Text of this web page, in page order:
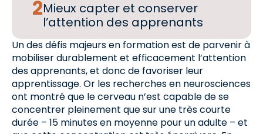
Mieux capter et conserver
l’attention des apprenants
Un des défis majeurs en formation est de parvenir à
mobiliser durablement et efficacement l’attention
des apprenants, et donc de favoriser leur
apprentissage. Or les recherches en neurosciences
ont montré que le cerveau n’est capable de se
concentrer pleinement que sur une très courte
durée – 15 minutes en moyenne pour un adulte – et